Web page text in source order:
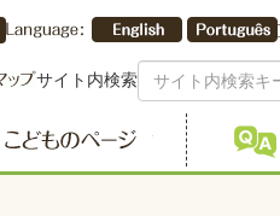
サイト内検索
こどものページ